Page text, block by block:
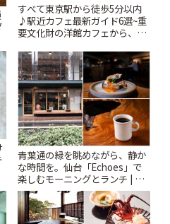
すべて東京駅から徒歩5分以内
♪駅近カフェ最新ガイド6選~重
要文化財の洋館カフェから、改
りっぷ
青葉通の緑を眺めながら、静か
な時間を。仙台「Echoes」で
楽しむモーニングとランチ | こ
とりっぷ